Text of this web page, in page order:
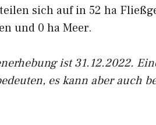
sich auf in 52 ha
und 0 ha Meer.
ist 31.12.2022.
es kann aber auch